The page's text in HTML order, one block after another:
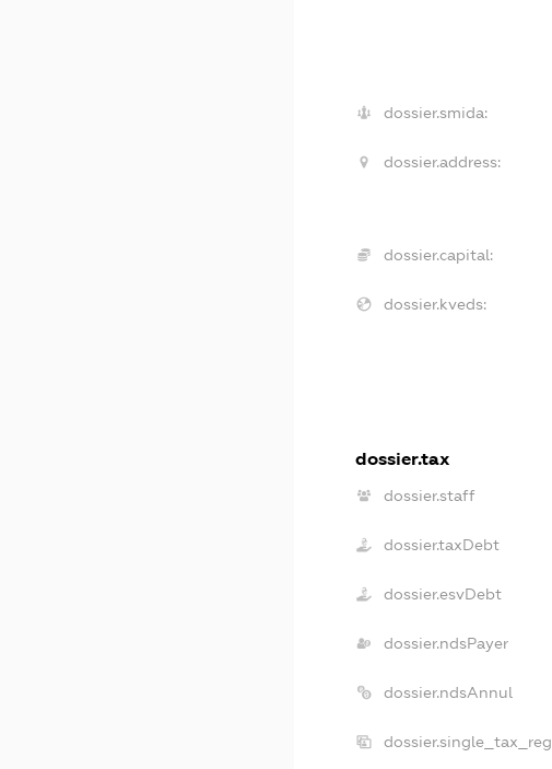
dossier.smida:
dossier.address:
dossier.capital:
dossier.kveds:
dossier.tax
dossier.staff
dossier.taxDebt
dossier.esvDebt
dossier.ndsPayer
dossier.ndsAnnul
dossier.single_tax_reg